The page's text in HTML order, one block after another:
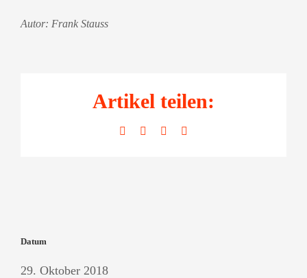
Autor: Frank Stauss
Artikel teilen:
FacebookLinkedInWhatsApp
Datum
29. Oktober 2018